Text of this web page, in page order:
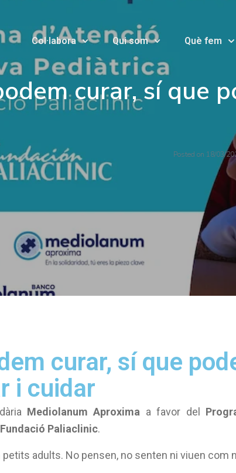
Col·labora Qui som Què fem
curar, sí que
curar, sí que
Posted on 18/03/
curar, sí que
i cuidar
Mediolanum Aproxima a favor del
Paliaclinic.
adults. No pensen, no senten ni viuen com